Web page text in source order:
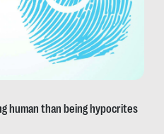
human than being hypocrites